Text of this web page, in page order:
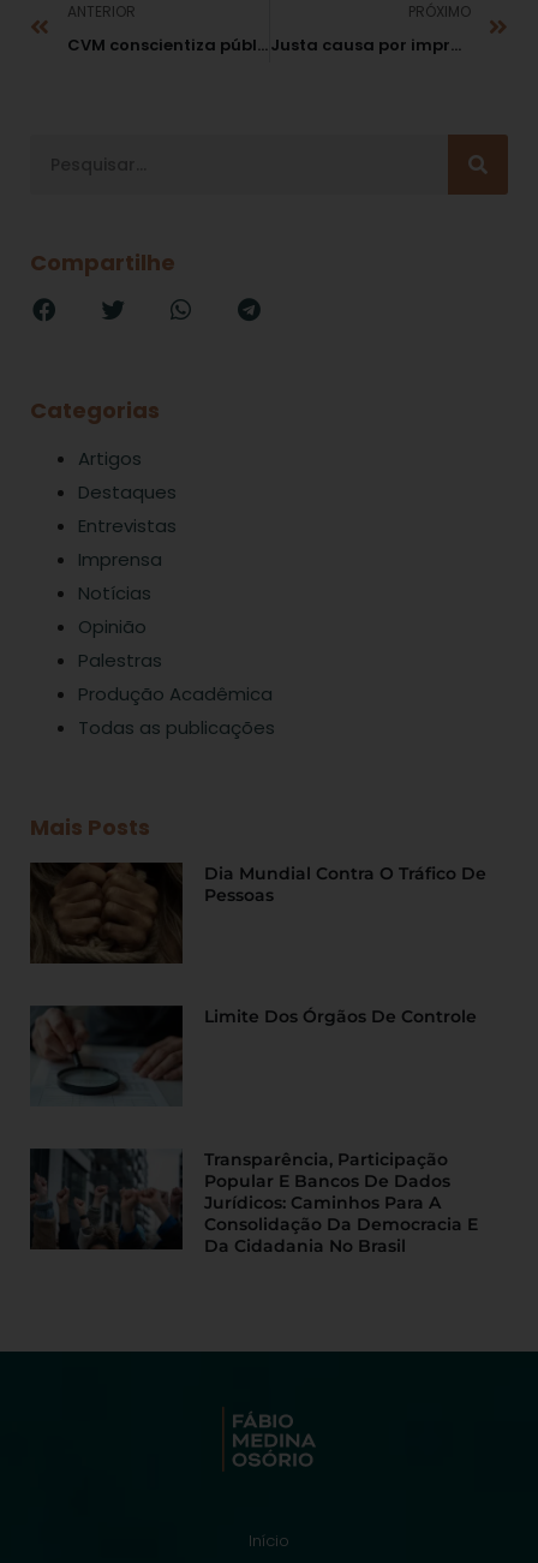
ANTERIOR
CVM conscientiza público da Expo Money Porto Alegre sobre cuidados com investimentos
PRÓXIMO
Justa causa por improbidade não pode ter indícios como base
Compartilhe
Categorias
Artigos
Destaques
Entrevistas
Imprensa
Notícias
Opinião
Palestras
Produção Acadêmica
Todas as publicações
Mais Posts
Dia Mundial Contra O Tráfico De
Pessoas
Limite Dos Órgãos De Controle
Transparência, Participação
Popular E Bancos De Dados
Jurídicos: Caminhos Para A
Consolidação Da Democracia E
Da Cidadania No Brasil
Início